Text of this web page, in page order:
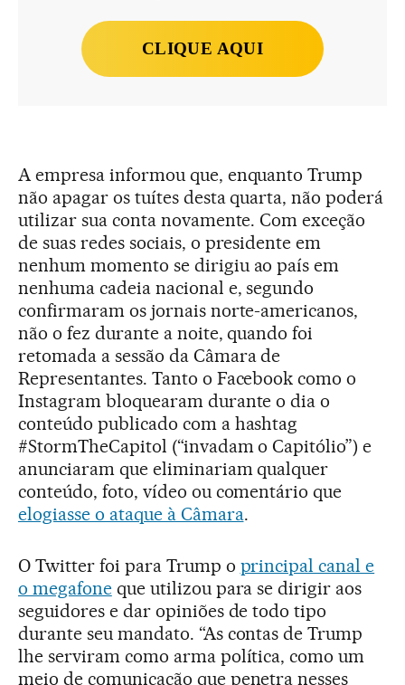
CLIQUE AQUI
A empresa informou que, enquanto Trump
não apagar os tuítes desta quarta, não poderá
utilizar sua conta novamente. Com exceção
de suas redes sociais, o presidente em
nenhum momento se dirigiu ao país em
nenhuma cadeia nacional e, segundo
confirmaram os jornais norte-americanos,
não o fez durante a noite, quando foi
retomada a sessão da Câmara de
Representantes. Tanto o Facebook como o
Instagram bloquearam durante o dia o
conteúdo publicado com a hashtag
#StormTheCapitol (“invadam o Capitólio”) e
anunciaram que eliminariam qualquer
conteúdo, foto, vídeo ou comentário que
elogiasse o ataque à Câmara.
O Twitter foi para Trump o principal canal e
o megafoneque utilizou para se dirigir aos
seguidores e dar opiniões de todo tipo
durante seu mandato. “As contas de Trump
lhe serviram como arma política, como um
meio de comunicação que penetra nesses